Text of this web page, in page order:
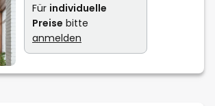
Für individuelle
Preise bitte
anmelden